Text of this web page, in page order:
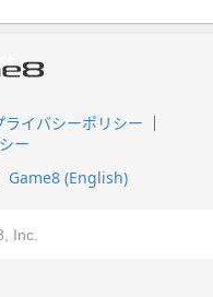
ライバシーポリシー
ー
Game8 (English)
Inc.